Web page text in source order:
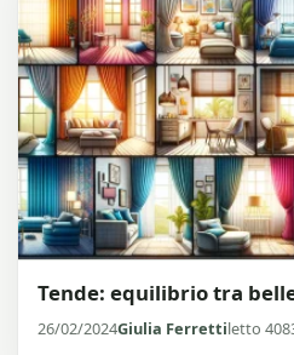
Tende: equilibrio tra
26/02/2024Giulia Ferrettiletto